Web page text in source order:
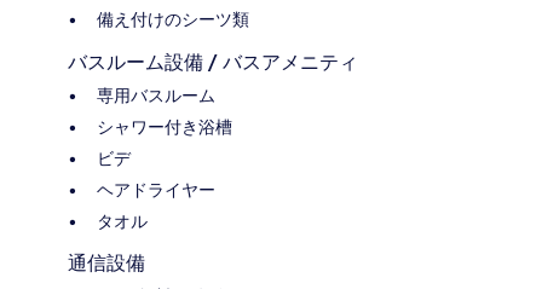
備え付けのシーツ類
バスルーム設備 / バスアメニティ
専用バスルーム
シャワー付き浴槽
ビデ
ヘアドライヤー
タオル
通信設備